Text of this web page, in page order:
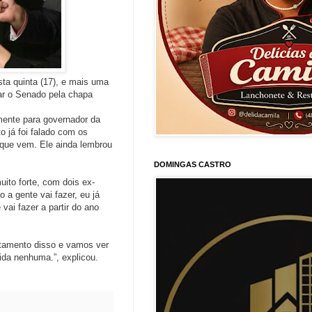
quinta (17), e mais uma
o Senado pela chapa
para governador da
já foi falado com os
vem. Ele ainda lembrou
forte, com dois ex-
a gente vai fazer, eu já
fazer a partir do ano
disso e vamos ver
nenhuma.”, explicou.
DOMINGAS CASTRO